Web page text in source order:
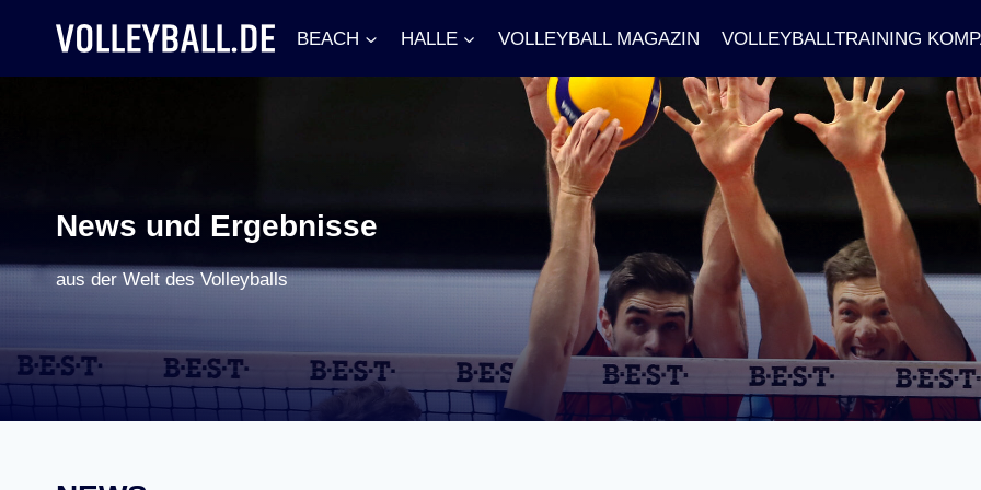
springen
BEACH HALLE VOLLEYBALL MAGAZIN VOLLEYBALLTRAINING
News und Ergebnisse
aus der Welt des Volleyballs